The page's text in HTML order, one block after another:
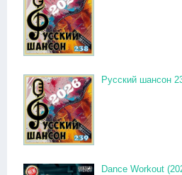
Русский шансон
Dance Workout